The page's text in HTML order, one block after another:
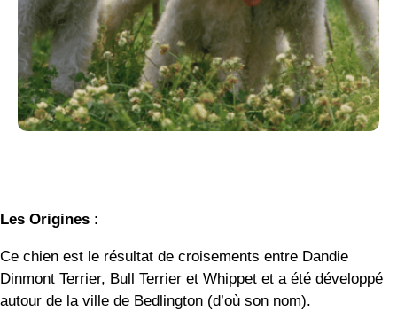
Les Origines :
Ce chien est le résultat de croisements entre Dandie
Dinmont Terrier, Bull Terrier et Whippet et a été développé
autour de la ville de Bedlington (d’où son nom).